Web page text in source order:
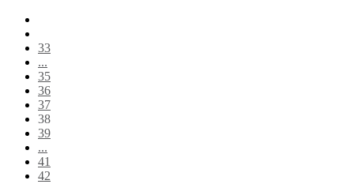
33
...
35
36
37
38
39
...
41
42